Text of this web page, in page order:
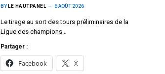
BY LE HAUTPANEL 6 AOÛT 2026
Le tirage au sort des tours préliminaires de la
Ligue des champions…
Partager :
Facebook X